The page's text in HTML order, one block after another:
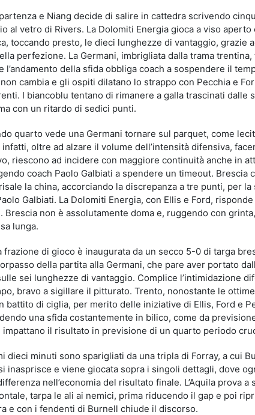
e Niang decide di salire in cattedra scrivendo
al vetro di Rivers. La Dolomiti Energia gioca a viso
toccando presto, le dieci lunghezze di vantaggio, grazie
perfezione. La Germani, imbrigliata dalla trama
l’andamento della sfida obbliga coach a sospendere il
cambia e gli ospiti dilatano lo strappo con Pecchia e
I biancoblu tentano di rimanere a galla trascinati dalle
con un ritardo di sedici punti.
quarto vede una Germani tornare sul parquet, come
infatti, oltre ad alzare il volume dell’intensità difensiva,
riescono ad incidere con maggiore continuità anche in
coach Paolo Galbiati a spendere un timeout. Brescia
la china, accorciando la discrepanza a tre punti, per
Galbiati. La Dolomiti Energia, con Ellis e Ford,
Brescia non è assolutamente doma e, ruggendo con
lunga.
frazione di gioco è inaugurata da un secco 5-0 di targa
della partita alla Germani, che pare aver portato
sei lunghezze di vantaggio. Complice l’intimidazione
bravo a sigillare il pitturato. Trento, nonostante le
battito di ciglia, per merito delle iniziative di Ellis, Ford e
una sfida costantemente in bilico, come da
impattano il risultato in previsione di un quarto periodo
dieci minuti sono sparigliati da una tripla di Forray, a cui
inasprisce e viene giocata sopra i singoli dettagli, dove
nell’economia del risultato finale. L’Aquila prova
tarpa le ali ai nemici, prima riducendo il gap e poi
e con i fendenti di Burnell chiude il discorso.